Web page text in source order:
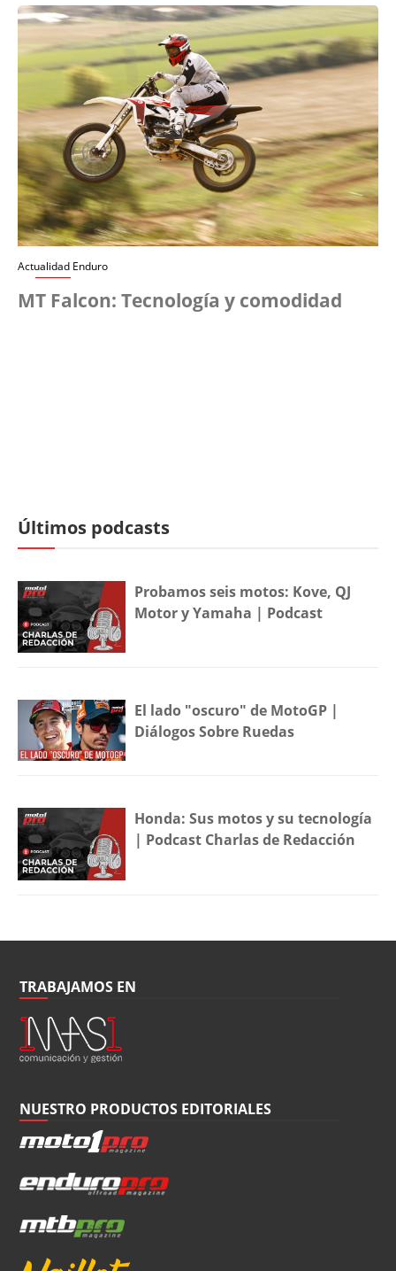
Actualidad Enduro
MT Falcon: Tecnología y comodidad
Últimos podcasts
Probamos seis motos: Kove, QJ
Motor y Yamaha | Podcast
El lado "oscuro" de MotoGP |
Diálogos Sobre Ruedas
Honda: Sus motos y su tecnología
| Podcast Charlas de Redacción
TRABAJAMOS EN
NUESTRO PRODUCTOS EDITORIALES